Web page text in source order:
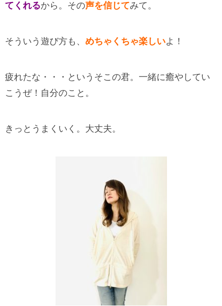
てくれるから。その声を信じてみて。
そういう遊び方も、 めちゃくちゃ楽しいよ！
疲れたな・・・というそこの君。一緒に癒やしてい
こうぜ！自分のこと。
きっとうまくいく。大丈夫。